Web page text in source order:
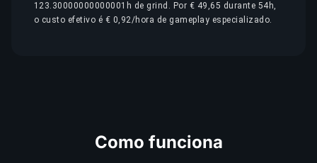
123.30000000000001h de grind. Por € 49,65 durante 54h,
o custo efetivo é € 0,92/hora de gameplay especializado.
Como funciona